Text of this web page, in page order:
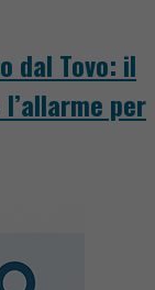
dal Tovo: il
per